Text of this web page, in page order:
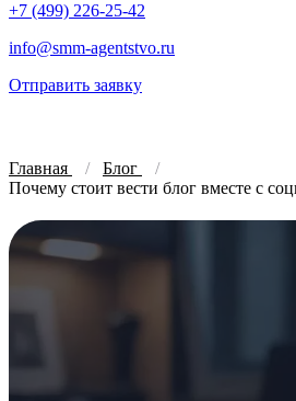
+7 (499) 226-25-42
info@smm-agentstvo.ru
Отправить заявку
Главная
Блог
Почему стоит вести блог вместе с